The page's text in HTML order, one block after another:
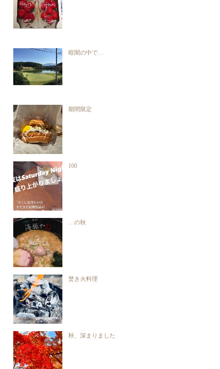
暗闇の中で…
期間限定
100
…の秋
焚き火料理
秋、深まりました